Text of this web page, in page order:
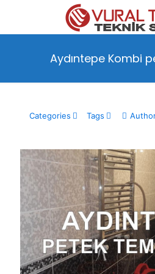
Aydıntepe Kombi
Categories Tags